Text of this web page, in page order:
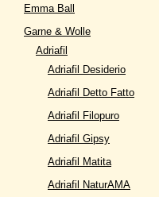
Emma Ball
Garne & Wolle
Adriafil
Adriafil Desiderio
Adriafil Detto Fatto
Adriafil Filopuro
Adriafil Gipsy
Adriafil Matita
Adriafil NaturAMA